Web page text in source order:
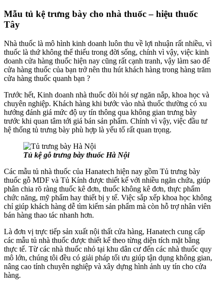
Mẫu tủ kệ trưng bày cho nhà thuốc – hiệu thuốc
Tây
Nhà thuốc là mô hình kinh doanh luôn thu về lợi nhuận rất nhiều, vì
thuốc là thứ không thể thiếu trong đời sống, chính vì vậy, việc kinh
doanh cửa hàng thuốc hiện nay cũng rất cạnh tranh, vậy làm sao để
cửa hàng thuốc của bạn trở nên thu hút khách hàng trong hàng trăm
cửa hàng thuốc quanh bạn ?
Trước hết, Kinh doanh nhà thuốc đòi hỏi sự ngăn nắp, khoa học và
chuyên nghiệp. Khách hàng khi bước vào nhà thuốc thường có xu
hướng đánh giá mức độ uy tín thông qua không gian trưng bày
trước khi quan tâm tới giá bán sản phẩm. Chính vì vậy, việc đầu tư
hệ thống tủ trưng bày phù hợp là yếu tố rất quan trọng.
Tủ kệ gỗ trưng bày thuốc Hà Nội
Các mẫu tủ nhà thuốc của Hanatech hiện nay gồm Tủ trưng bày
thuốc gỗ MDF và Tủ Kính được thiết kế với nhiều ngăn chứa, giúp
phân chia rõ ràng thuốc kê đơn, thuốc không kê đơn, thực phẩm
chức năng, mỹ phẩm hay thiết bị y tế. Việc sắp xếp khoa học không
chỉ giúp khách hàng dễ tìm kiếm sản phẩm mà còn hỗ trợ nhân viên
bán hàng thao tác nhanh hơn.
Là đơn vị trực tiếp sản xuất nội thất cửa hàng, Hanatech cung cấp
các mẫu tủ nhà thuốc được thiết kế theo từng diện tích mặt bằng
thực tế. Từ các nhà thuốc nhỏ tại khu dân cư đến các nhà thuốc quy
mô lớn, chúng tôi đều có giải pháp tối ưu giúp tận dụng không gian,
nâng cao tính chuyên nghiệp và xây dựng hình ảnh uy tín cho cửa
hàng.